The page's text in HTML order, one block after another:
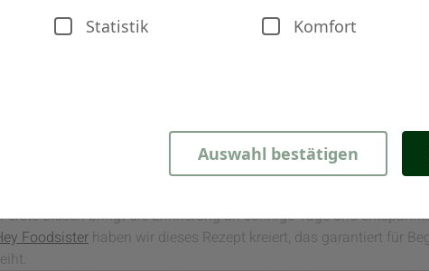
Statistik Komfort
Auswahl bestätigen
einen gemütlichen Nachmittag mit Freunden oder als Highlight
passt einfach immer. Deshalb haben wir sie auch zu unserem
Bissen bringt die Erinnerung an sonnige Tage und
Foodsister haben wir dieses Rezept kreiert, das garantiert für